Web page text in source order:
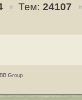
Тем: 24107
Group